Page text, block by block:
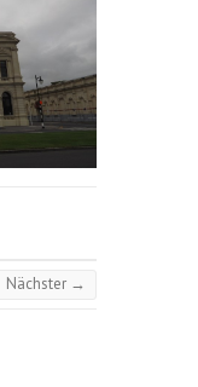
Nächster →